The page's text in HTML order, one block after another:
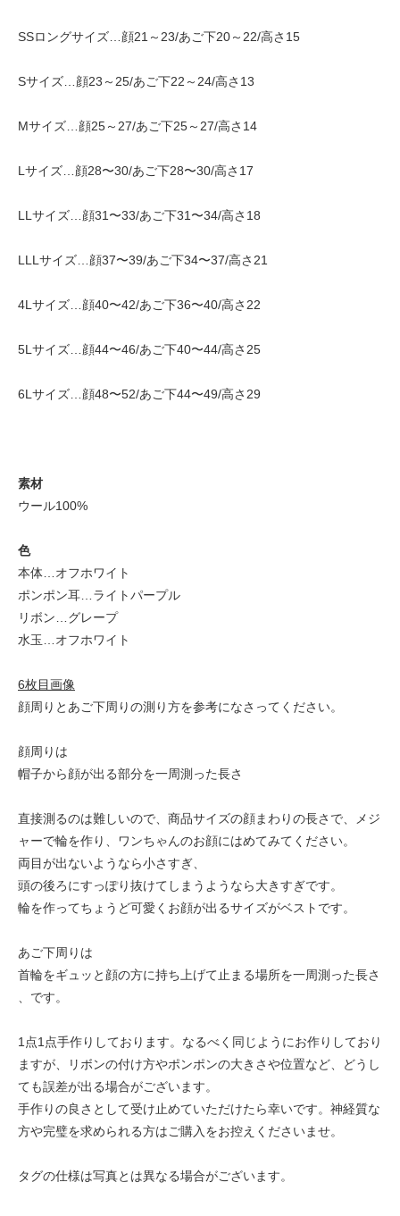
SSロングサイズ…顔21～23/あご下20～22/高さ15
Sサイズ…顔23～25/あご下22～24/高さ13
Mサイズ…顔25～27/あご下25～27/高さ14
Lサイズ…顔28〜30/あご下28〜30/高さ17
LLサイズ…顔31〜33/あご下31〜34/高さ18
LLLサイズ…顔37〜39/あご下34〜37/高さ21
4Lサイズ…顔40〜42/あご下36〜40/高さ22
5Lサイズ…顔44〜46/あご下40〜44/高さ25
6Lサイズ…顔48〜52/あご下44〜49/高さ29
素材
ウール100%
色
本体…オフホワイト
ポンポン耳…ライトパープル
リボン…グレープ
水玉…オフホワイト
6枚目画像
顔周りとあご下周りの測り方を参考になさってください。
顔周りは
帽子から顔が出る部分を一周測った長さ
直接測るのは難しいので、商品サイズの顔まわりの長さで、メジ
ャーで輪を作り、ワンちゃんのお顔にはめてみてください。
両目が出ないようなら小さすぎ、
頭の後ろにすっぽり抜けてしまうようなら大きすぎです。
輪を作ってちょうど可愛くお顔が出るサイズがベストです。
あご下周りは
首輪をギュッと顔の方に持ち上げて止まる場所を一周測った長さ
、です。
1点1点手作りしております。なるべく同じようにお作りしており
ますが、リボンの付け方やポンポンの大きさや位置など、どうし
ても誤差が出る場合がございます。
手作りの良さとして受け止めていただけたら幸いです。神経質な
方や完璧を求められる方はご購入をお控えくださいませ。
タグの仕様は写真とは異なる場合がございます。